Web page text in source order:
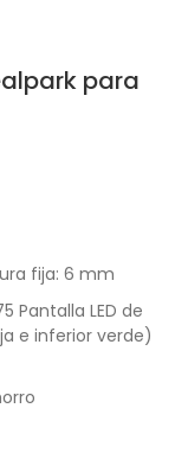
para
fija: 6 mm
Pantalla LED de
e inferior verde)